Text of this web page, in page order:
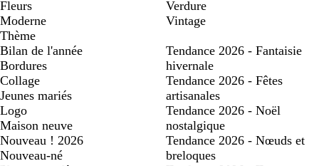
Fleurs
Moderne
Verdure
Vintage
Thème
Bilan de l'année
Bordures
Collage
Jeunes mariés
Logo
Maison neuve
Nouveau ! 2026
Nouveau-né
Tendance 2026 - Fantaisie
hivernale
Tendance 2026 - Fêtes
artisanales
Tendance 2026 - Noël
nostalgique
Tendance 2026 - Nœuds et
breloques